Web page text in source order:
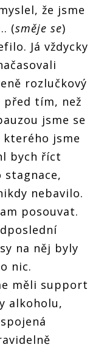
že jsme
(směje se)
Já vždycky
rozlučkový
před tím, než
jsme se
kterého jsme
bych říct
nebavilo.
posouvat.
na něj byly
nic.
měli support
alkoholu,